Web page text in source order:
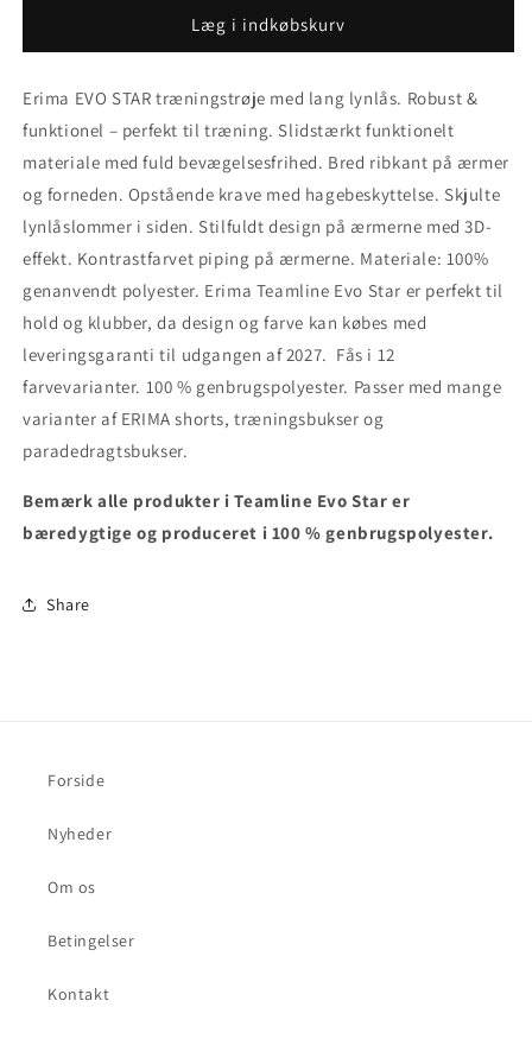
Teamline
Star
træningstrøje
lang
lynlås.
Erima
Teamline
Star
træningstrøje
lang
lynlås.
Læg i indkøbskurv
Erima EVO STAR træningstrøje med lang lynlås. Robust &
funktionel – perfekt til træning. Slidstærkt funktionelt
materiale med fuld bevægelsesfrihed. Bred ribkant på ærmer
og forneden. Opstående krave med hagebeskyttelse. Skjulte
lynlåslommer i siden. Stilfuldt design på ærmerne med 3D-
effekt. Kontrastfarvet piping på ærmerne. Materiale: 100%
genanvendt polyester. Erima Teamline Evo Star er perfekt til
hold og klubber, da design og farve kan købes med
leveringsgaranti til udgangen af 2027. Fås i 12
farvevarianter. 100 % genbrugspolyester. Passer med mange
varianter af ERIMA shorts, træningsbukser og
paradedragtsbukser.
Bemærk alle produkter i Teamline Evo Star er
bæredygtige og produceret i 100 % genbrugspolyester.
Share
Forside
Nyheder
Om os
Betingelser
Kontakt